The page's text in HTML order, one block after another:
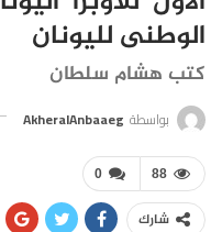
الوطنى لليونان
كتب هشام سلطان
بواسطة AkheralAnbaaeg
0 88
شارك